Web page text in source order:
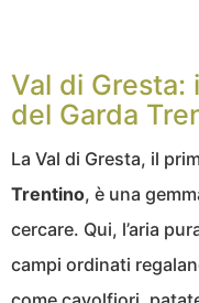
Val di
del Garda
La Val di Gresta, il
Trentino, è una
cercare. Qui, l’aria
campi ordinati